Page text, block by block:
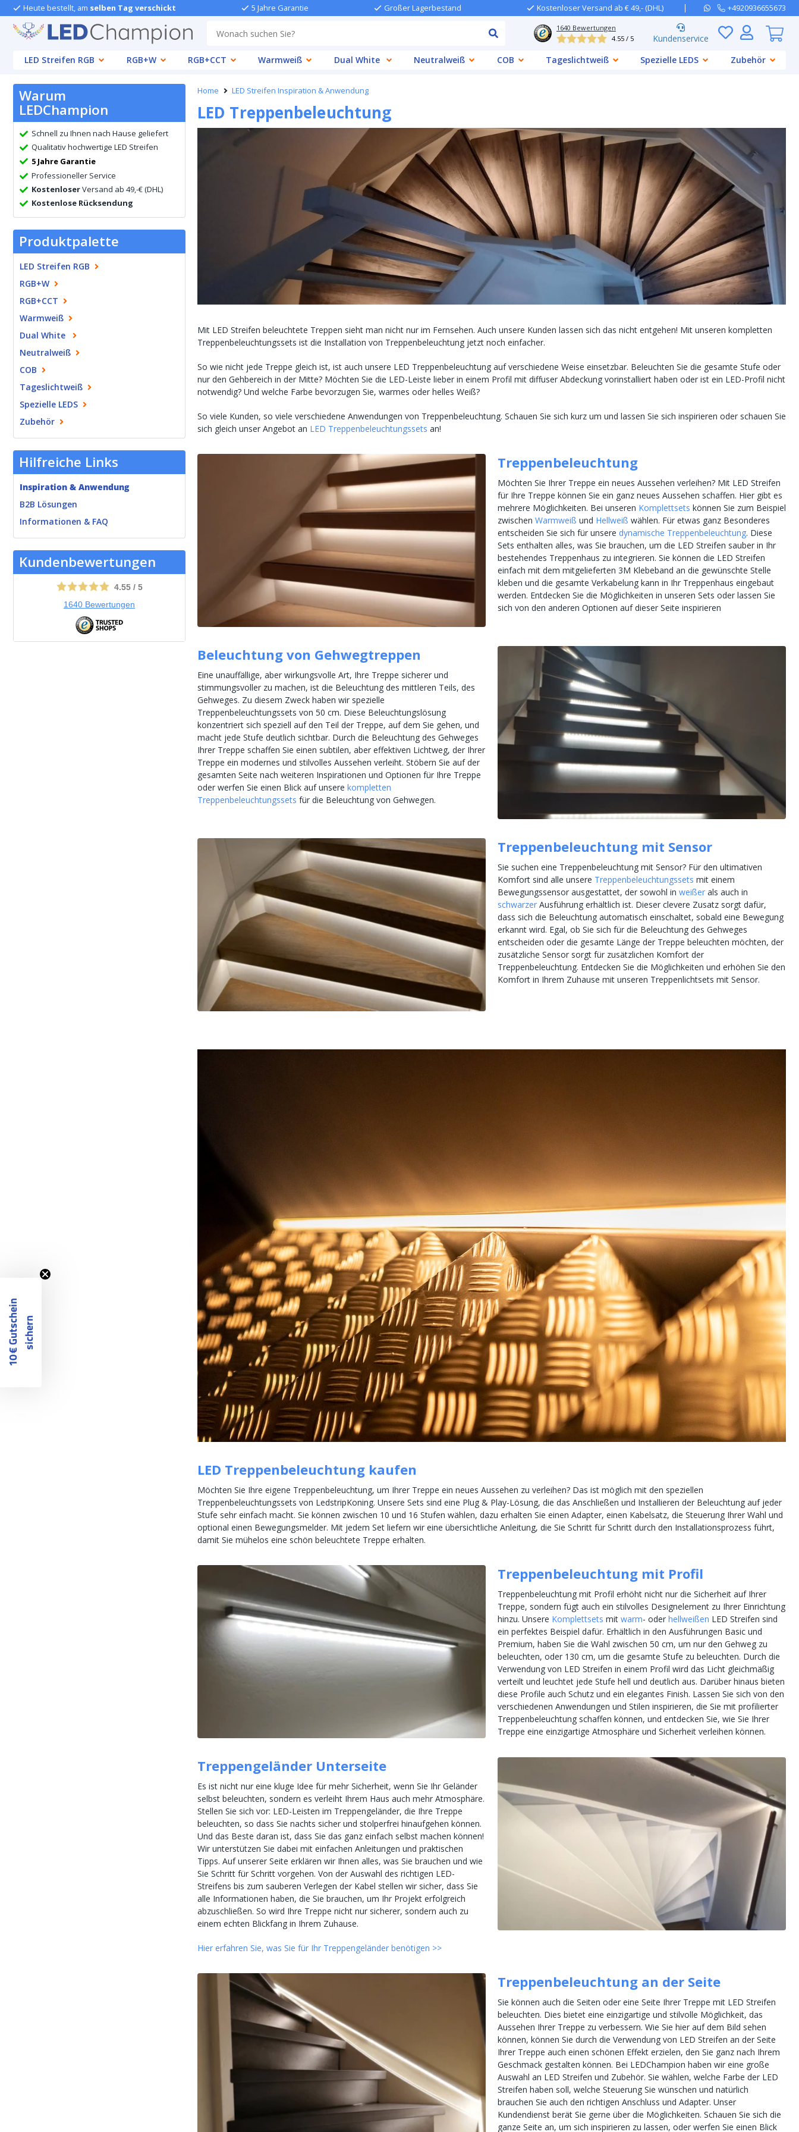
Heute bestellt, am selben Tag verschickt 5 Jahre Garantie Großer Lagerbestand Kostenloser Versand ab € 49,- (DHL) +4920936655673
1640 Bewertungen
4.55 / 5
Kundenservice
LED Streifen RGB
RGB+W RGB+CCT Warmweiß Dual White Neutralweiß COB Tageslichtweiß Spezielle LEDS Zubehör
Warum
LEDChampion
Schnell zu Ihnen nach Hause geliefert
Qualitativ hochwertige LED Streifen
5 Jahre Garantie
Professioneller Service
KostenloserVersand ab 49,-€ (DHL)
Kostenlose Rücksendung
Produktpalette
LED Streifen RGB
RGB+W
RGB+CCT
Warmweiß
Dual White
Neutralweiß
COB
Tageslichtweiß
Spezielle LEDS
Zubehör
Hilfreiche Links
Inspiration & Anwendung
B2B Lösungen
Informationen & FAQ
Kundenbewertungen
4.55/ 5
1640 Bewertungen
Home LED Streifen Inspiration & Anwendung
LED Treppenbeleuchtung
Mit LED Streifen beleuchtete Treppen sieht man nicht nur im Fernsehen. Auch unsere Kunden lassen sich das nicht entgehen! Mit unseren kompletten
Treppenbeleuchtungssets ist die Installation von Treppenbeleuchtung jetzt noch einfacher.
So wie nicht jede Treppe gleich ist, ist auch unsere LED Treppenbeleuchtung auf verschiedene Weise einsetzbar. Beleuchten Sie die gesamte Stufe oder
nur den Gehbereich in der Mitte? Möchten Sie die LED-Leiste lieber in einem Profil mit diffuser Abdeckung vorinstalliert haben oder ist ein LED-Profil nicht
notwendig? Und welche Farbe bevorzugen Sie, warmes oder helles Weiß?
So viele Kunden, so viele verschiedene Anwendungen von Treppenbeleuchtung. Schauen Sie sich kurz um und lassen Sie sich inspirieren oder schauen Sie
sich gleich unser Angebot an LED Treppenbeleuchtungssets an!
Treppenbeleuchtung
Möchten Sie Ihrer Treppe ein neues Aussehen verleihen? Mit LED Streifen
für Ihre Treppe können Sie ein ganz neues Aussehen schaffen. Hier gibt es
mehrere Möglichkeiten. Bei unseren Komplettsets können Sie zum Beispiel
zwischen Warmweiß und Hellweiß wählen. Für etwas ganz Besonderes
entscheiden Sie sich für unsere dynamische Treppenbeleuchtung. Diese
Sets enthalten alles, was Sie brauchen, um die LED Streifen sauber in Ihr
bestehendes Treppenhaus zu integrieren. Sie können die LED Streifen
einfach mit dem mitgelieferten 3M Klebeband an die gewünschte Stelle
kleben und die gesamte Verkabelung kann in Ihr Treppenhaus eingebaut
werden. Entdecken Sie die Möglichkeiten in unseren Sets oder lassen Sie
sich von den anderen Optionen auf dieser Seite inspirieren
Beleuchtung von Gehwegtreppen
Eine unauffällige, aber wirkungsvolle Art, Ihre Treppe sicherer und
stimmungsvoller zu machen, ist die Beleuchtung des mittleren Teils, des
Gehweges. Zu diesem Zweck haben wir spezielle
Treppenbeleuchtungssets von 50 cm. Diese Beleuchtungslösung
konzentriert sich speziell auf den Teil der Treppe, auf dem Sie gehen, und
macht jede Stufe deutlich sichtbar. Durch die Beleuchtung des Gehweges
Ihrer Treppe schaffen Sie einen subtilen, aber effektiven Lichtweg, der Ihrer
Treppe ein modernes und stilvolles Aussehen verleiht. Stöbern Sie auf der
gesamten Seite nach weiteren Inspirationen und Optionen für Ihre Treppe
oder werfen Sie einen Blick auf unsere kompletten
Treppenbeleuchtungssets für die Beleuchtung von Gehwegen.
Treppenbeleuchtung mit Sensor
Sie suchen eine Treppenbeleuchtung mit Sensor? Für den ultimativen
Komfort sind alle unsere Treppenbeleuchtungssets mit einem
Bewegungssensor ausgestattet, der sowohl in weißer als auch in
schwarzer Ausführung erhältlich ist. Dieser clevere Zusatz sorgt dafür,
dass sich die Beleuchtung automatisch einschaltet, sobald eine Bewegung
erkannt wird. Egal, ob Sie sich für die Beleuchtung des Gehweges
entscheiden oder die gesamte Länge der Treppe beleuchten möchten, der
zusätzliche Sensor sorgt für zusätzlichen Komfort der
Treppenbeleuchtung. Entdecken Sie die Möglichkeiten und erhöhen Sie den
Komfort in Ihrem Zuhause mit unseren Treppenlichtsets mit Sensor.
LED Treppenbeleuchtung kaufen
Möchten Sie Ihre eigene Treppenbeleuchtung, um Ihrer Treppe ein neues Aussehen zu verleihen? Das ist möglich mit den speziellen
Treppenbeleuchtungssets von LedstripKoning. Unsere Sets sind eine Plug & Play-Lösung, die das Anschließen und Installieren der Beleuchtung auf jeder
Stufe sehr einfach macht. Sie können zwischen 10 und 16 Stufen wählen, dazu erhalten Sie einen Adapter, einen Kabelsatz, die Steuerung Ihrer Wahl und
optional einen Bewegungsmelder. Mit jedem Set liefern wir eine übersichtliche Anleitung, die Sie Schritt für Schritt durch den Installationsprozess führt,
damit Sie mühelos eine schön beleuchtete Treppe erhalten.
Treppenbeleuchtung mit Profil
Treppenbeleuchtung mit Profil erhöht nicht nur die Sicherheit auf Ihrer
Treppe, sondern fügt auch ein stilvolles Designelement zu Ihrer Einrichtung
hinzu. Unsere Komplettsets mit warm- oder hellweißen LED Streifen sind
ein perfektes Beispiel dafür. Erhältlich in den Ausführungen Basic und
Premium, haben Sie die Wahl zwischen 50 cm, um nur den Gehweg zu
beleuchten, oder 130 cm, um die gesamte Stufe zu beleuchten. Durch die
Verwendung von LED Streifen in einem Profil wird das Licht gleichmäßig
verteilt und leuchtet jede Stufe hell und deutlich aus. Darüber hinaus bieten
diese Profile auch Schutz und ein elegantes Finish. Lassen Sie sich von den
verschiedenen Anwendungen und Stilen inspirieren, die Sie mit profilierter
Treppenbeleuchtung schaffen können, und entdecken Sie, wie Sie Ihrer
Treppe eine einzigartige Atmosphäre und Sicherheit verleihen können.
Treppengeländer Unterseite
Es ist nicht nur eine kluge Idee für mehr Sicherheit, wenn Sie Ihr Geländer
selbst beleuchten, sondern es verleiht Ihrem Haus auch mehr Atmosphäre.
Stellen Sie sich vor: LED-Leisten im Treppengeländer, die Ihre Treppe
beleuchten, so dass Sie nachts sicher und stolperfrei hinaufgehen können.
Und das Beste daran ist, dass Sie das ganz einfach selbst machen können!
Wir unterstützen Sie dabei mit einfachen Anleitungen und praktischen
Tipps. Auf unserer Seite erklären wir Ihnen alles, was Sie brauchen und wie
Sie Schritt für Schritt vorgehen. Von der Auswahl des richtigen LED-
Streifens bis zum sauberen Verlegen der Kabel stellen wir sicher, dass Sie
alle Informationen haben, die Sie brauchen, um Ihr Projekt erfolgreich
abzuschließen. So wird Ihre Treppe nicht nur sicherer, sondern auch zu
einem echten Blickfang in Ihrem Zuhause.
Hier erfahren Sie, was Sie für Ihr Treppengeländer benötigen >>
Treppenbeleuchtung an der Seite
Sie können auch die Seiten oder eine Seite Ihrer Treppe mit LED Streifen
beleuchten. Dies bietet eine einzigartige und stilvolle Möglichkeit, das
Aussehen Ihrer Treppe zu verbessern. Wie Sie hier auf dem Bild sehen
können, können Sie durch die Verwendung von LED Streifen an der Seite
Ihrer Treppe auch einen schönen Effekt erzielen, den Sie ganz nach Ihrem
Geschmack gestalten können. Bei LEDChampion haben wir eine große
Auswahl an LED Streifen und Zubehör. Sie wählen, welche Farbe der LED
Streifen haben soll, welche Steuerung Sie wünschen und natürlich
brauchen Sie auch den richtigen Anschluss und Adapter. Unser
Kundendienst berät Sie gerne über die Möglichkeiten. Schauen Sie sich die
ganze Seite an, um sich inspirieren zu lassen, oder werfen Sie einen Blick
1
0
€
G
u
t
s
c
h
e
i
n
s
i
c
h
e
r n